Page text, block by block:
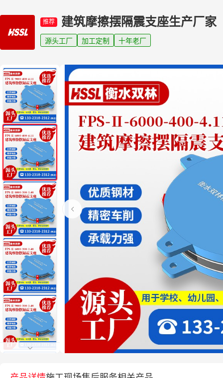
推荐 建筑摩擦摆隔震支座生产厂家
源头工厂 加工定制 十年老厂